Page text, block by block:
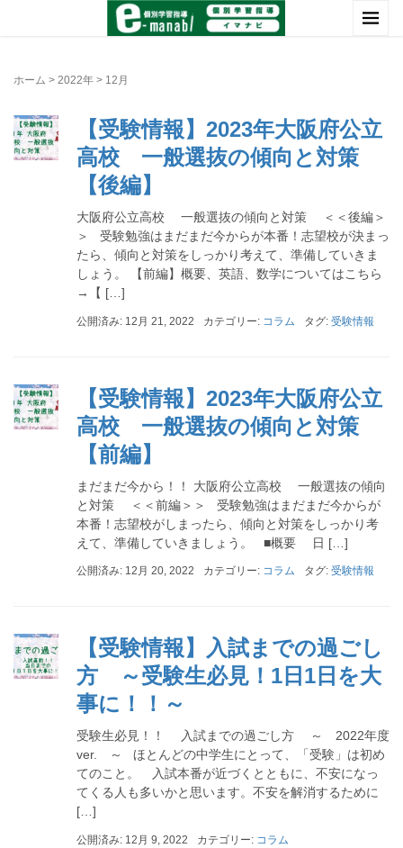
ホーム > 2022年 > 12月
【受験情報】2023年大阪府公立
高校 一般選抜の傾向と対策
【後編】
大阪府公立高校 一般選抜の傾向と対策 ＜＜後編＞
＞ 受験勉強はまだまだ今からが本番！志望校が決まっ
たら、傾向と対策をしっかり考えて、準備していきま
しょう。 【前編】概要、英語、数学についてはこちら
→【 […]
公開済み: 12月 21, 2022 カテゴリー: コラム タグ: 受験情報
【受験情報】2023年大阪府公立
高校 一般選抜の傾向と対策
【前編】
まだまだ今から！！ 大阪府公立高校 一般選抜の傾向
と対策 ＜＜前編＞＞ 受験勉強はまだまだ今からが
本番！志望校がしまったら、傾向と対策をしっかり考
えて、準備していきましょう。 ■概要 日 […]
公開済み: 12月 20, 2022 カテゴリー: コラム タグ: 受験情報
【受験情報】入試までの過ごし
方 ～受験生必見！1日1日を大
事に！！～
受験生必見！！ 入試までの過ごし方 ～ 2022年度
ver. ～ ほとんどの中学生にとって、「受験」は初め
てのこと。 入試本番が近づくとともに、不安になっ
てくる人も多いかと思います。不安を解消するために
[…]
公開済み: 12月 9, 2022 カテゴリー: コラム